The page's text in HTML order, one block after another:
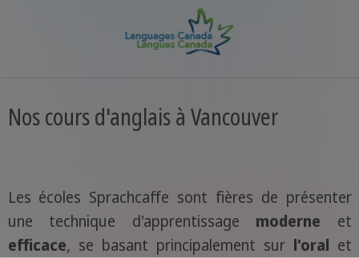
Nos cours d'anglais à Vancouver
Les écoles Sprachcaffe sont fières de présenter
une technique d'apprentissage moderne et
efficace, se basant principalement sur l'oral et